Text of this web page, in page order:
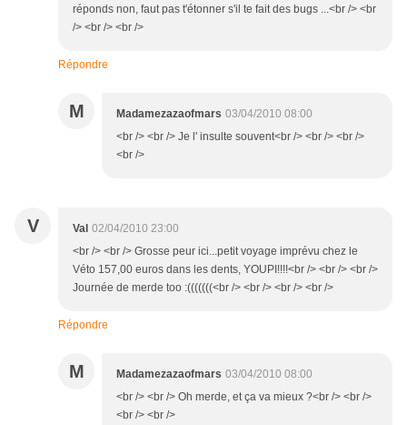
réponds non, faut pas t'étonner s'il te fait des bugs ...<br /> <br
/> <br /> <br />
Répondre
M Madamezazaofmars 03/04/2010 08:00
<br /> <br /> Je l' insulte souvent<br /> <br /> <br />
<br />
V Val 02/04/2010 23:00
<br /> <br /> Grosse peur ici...petit voyage imprévu chez le
Véto 157,00 euros dans les dents, YOUPI!!!!<br /> <br /> <br />
Journée de merde too :(((((((<br /> <br /> <br /> <br />
Répondre
M Madamezazaofmars 03/04/2010 08:00
<br /> <br /> Oh merde, et ça va mieux ?<br /> <br />
<br /> <br />